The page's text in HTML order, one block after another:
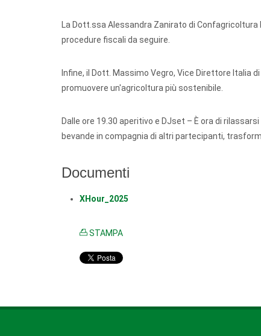
La Dott.ssa Alessandra Zanirato di
procedure fiscali da seguire.
Infine, il Dott. Massimo Vegro, Vice Direttore Italia
promuovere un'agricoltura più sostenibile.
Dalle ore 19.30 aperitivo e DJset – È ora di rilassarsi
bevande in compagnia di altri partecipanti,
Documenti
XHour_2025
STAMPA